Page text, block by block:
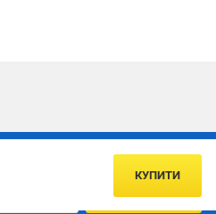
для плитки (ПВХ)
КУПИТИ
першим про акції та пропозиції
ПІДПИСАТИСЯ